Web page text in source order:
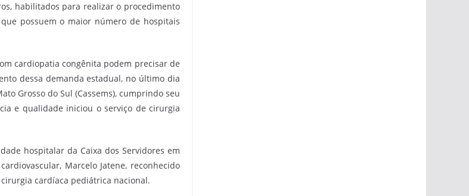
habilitados para realizar o procedimento
possuem o maior número de hospitais
cardiopatia congênita podem precisar de
dessa demanda estadual, no último dia
Grosso do Sul (Cassems), cumprindo seu
e qualidade iniciou o serviço de cirurgia
hospitalar da Caixa dos Servidores em
Marcelo Jatene, reconhecido
cardíaca pediátrica nacional.